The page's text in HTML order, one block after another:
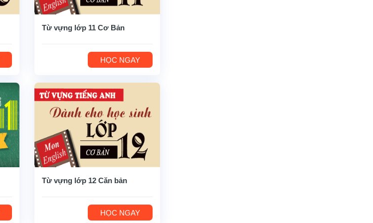
Từ vựng lớp 11 Cơ Bản
HỌC NGAY
Từ vựng lớp 12 Căn bản
HỌC NGAY